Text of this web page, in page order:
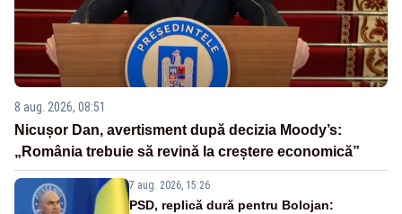
8 aug. 2026, 08:51
Nicușor Dan, avertisment după decizia Moody’s:
„România trebuie să revină la creștere economică”
7 aug. 2026, 15:26
PSD, replică dură pentru Bolojan: